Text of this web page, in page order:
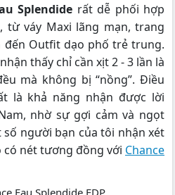
Splendide rất dễ phối hợp
từ váy Maxi lãng mạn, trang
đến Outfit dạo phố trẻ trung.
thấy chỉ cần xịt 2 - 3 lần là
mà không bị “nồng”. Điều
là khả năng nhận được lời
nhờ sự gợi cảm và ngọt
người bạn của tôi nhận xét
có nét tương đồng với Chance